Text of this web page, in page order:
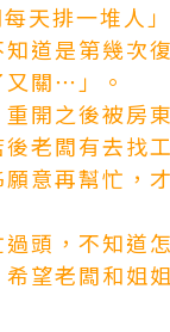
天排一堆人
道是第幾次
又關⋯」。
開之後被房
老闆有去找
意再幫忙，
頭，不知道
望老闆和姐